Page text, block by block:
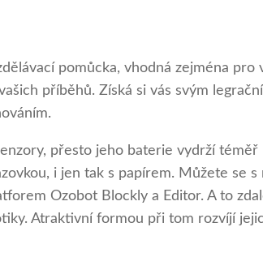
pomůcka, vhodná zejména
příběhů. Získá si vás svým
přesto jeho baterie vydrží
i jen tak s papírem. Můžete
Ozobot Blockly a Editor. A to
Atraktivní formou při tom rozvíjí